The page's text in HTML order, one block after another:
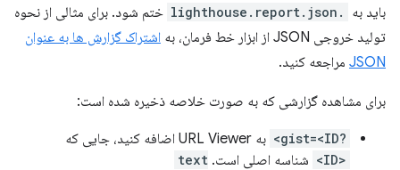
باید به
.lighthouse.report.json
ختم شود. برای مثالی از نحوه
تولید خروجی JSON از ابزار خط فرمان، به
اشتراک گزارش ها به عنوان
JSON مراجعه کنید.
برای مشاهده گزارشی که به صورت خلاصه ذخیره شده است:
?gist=<ID> به URL Viewer اضافه کنید، جایی که
<ID> شناسه اصلی است. text